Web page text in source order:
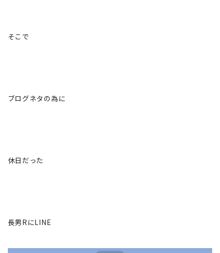
そこで
ブログネタの為に
休日だった
長男RにLINE